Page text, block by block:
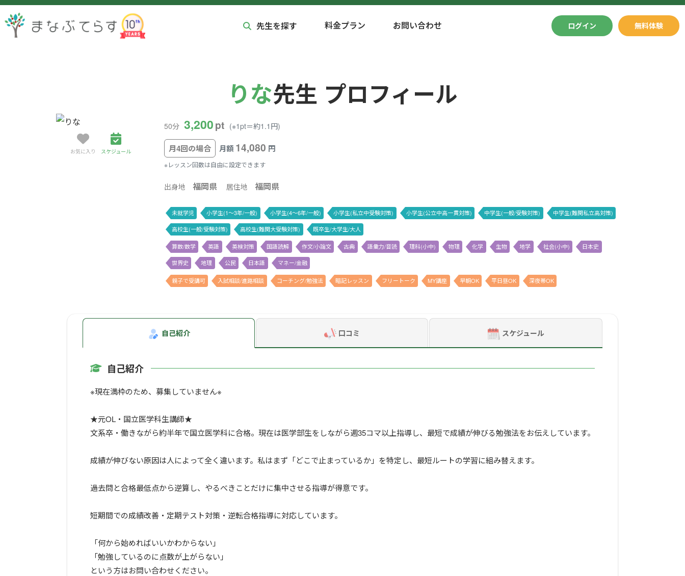
ログイン 無料体験
先生を探す 料金プラン お問い合わせ
りな先生 プロフィール
お気に入り スケジュール
50分 3,200pt (※1pt＝約1.1円)
月4回の場合 月額 14,080 円
※レッスン回数は自由に設定できます
出身地 福岡県 居住地 福岡県
未就学児 小学生(1〜3年/一般) 小学生(4〜6年/一般) 小学生(私立中受験対策) 小学生(公立中高一貫対策) 中学生(一般/受験対策)
中学生(難関私立高対策)
高校生(一般/受験対策)
高校生(難関大受験対策) 既卒生/大学生/大人
算数/数学 英語 英検対策 国語読解 作文/小論文 古典 語彙力/音読 理科(小中) 物理 化学 生物 地学 社会(小中)
日本史
世界史
地理 公民 日本語 マネー/金融
親子で受講可 入試相談/進路相談 コーチング/勉強法 暗記レッスン フリートーク MY講座 早朝OK 平日昼OK 深夜帯OK
自己紹介 口コミ スケジュール
自己紹介
※現在満枠のため、募集していません※
★元OL・国立医学科生講師★
文系卒・働きながら約半年で国立医学科に合格。現在は医学部生をしながら週35コマ以上指導し、最短で成績が伸びる勉強法をお伝えしています。
成績が伸びない原因は人によって全く違います。私はまず「どこで止まっているか」を特定し、最短ルートの学習に組み替えます。
過去問と合格最低点から逆算し、やるべきことだけに集中させる指導が得意です。
短期間での成績改善・定期テスト対策・逆転合格指導に対応しています。
「何から始めればいいかわからない」
「勉強しているのに点数が上がらない」
という方はお問い合わせください。